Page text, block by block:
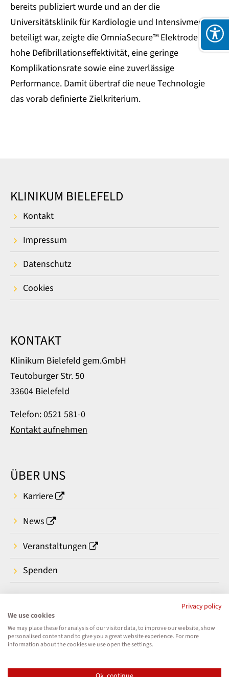
bereits publiziert wurde und an der die
Universitätsklinik für Kardiologie und Intensivmedizin
beteiligt war, zeigte die OmniaSecure™ Elektrode eine
hohe Defibrillationseffektivität, eine geringe
Komplikationsrate sowie eine zuverlässige
Performance. Damit übertraf die neue Technologie
das vorab definierte Zielkriterium.
KLINIKUM BIELEFELD
Kontakt
Impressum
Datenschutz
Cookies
KONTAKT
Klinikum Bielefeld gem.GmbH
Teutoburger Str. 50
33604 Bielefeld
Telefon: 0521 581-0
Kontakt aufnehmen
ÜBER UNS
Karriere
News
Veranstaltungen
Spenden
Privacy policy
We use cookies
We may place these for analysis of our visitor data, to improve our website, show
personalised content and to give you a great website experience. For more
information about the cookies we use open the settings.